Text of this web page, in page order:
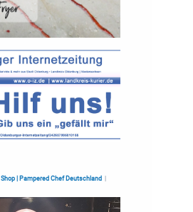
Shop | Pampered Chef Deutschland